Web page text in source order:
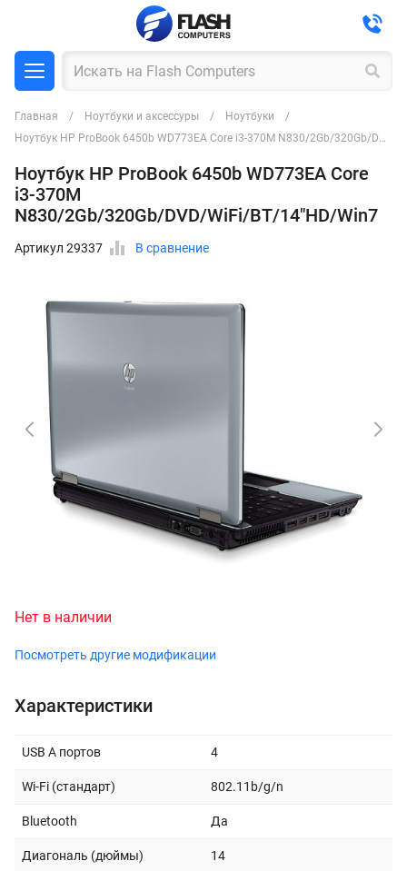
Главная Ноутбуки и аксессуры
Ноутбуки
Ноутбук HP ProBook 6450b WD773EA Core i3-370M N830/2Gb/320Gb/DVD/WiFi/BT/14"HD/Win7
Ноутбук HP ProBook 6450b WD773EA Core
i3-370M
N830/2Gb/320Gb/DVD/WiFi/BT/14"HD/Win7
Артикул 29337 В сравнение
Нет в наличии
Посмотреть другие модификации
Характеристики
USB A портов 4
Wi-Fi (стандарт) 802.11b/g/n
Bluetooth Да
Диагональ (дюймы) 14